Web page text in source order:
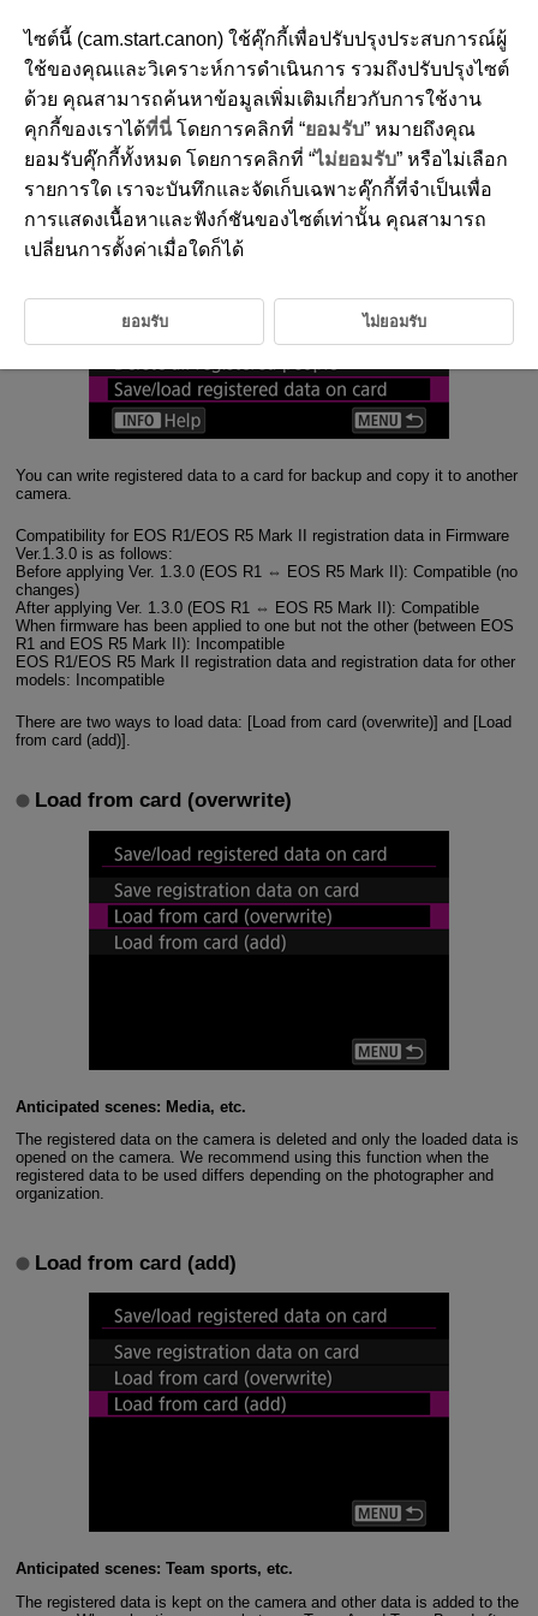
3-4 Data Handling
Registered data can be written for backup or copied to another
You can write registered data to a card for backup and copy it to another
camera.
Compatibility for EOS R1/EOS R5 Mark II registration data in Firmware
Ver.1.3.0 is as follows:
Before applying Ver. 1.3.0 (EOS R1 ⇔ EOS R5 Mark II): Compatible (no
changes)
After applying Ver. 1.3.0 (EOS R1 ⇔ EOS R5 Mark II): Compatible
When firmware has been applied to one but not the other (between EOS
R1 and EOS R5 Mark II): Incompatible
EOS R1/EOS R5 Mark II registration data and registration data for other
models: Incompatible
There are two ways to load data: [Load from card (overwrite)] and [Load
from card (add)].
Load from card (overwrite)
Anticipated scenes: Media, etc.
The registered data on the camera is deleted and only the loaded data is
opened on the camera. We recommend using this function when the
registered data to be used differs depending on the photographer and
organization.
Load from card (add)
Anticipated scenes: Team sports, etc.
The registered data is kept on the camera and other data is added to the
ไซต์นี้ (cam.start.canon) ใช้คุ๊กกี้เพื่อปรับปรุงประสบการณ์ผู้
ใช้ของคุณและวิเคราะห์การดำเนินการ รวมถึงปรับปรุงไซต์
ด้วย คุณสามารถค้นหาข้อมูลเพิ่มเติมเกี่ยวกับการใช้งาน
คุกกี้ของเราได้ที่นี่โดยการคลิกที่ “ยอมรับ” หมายถึงคุณ
ยอมรับคุ๊กกี้ทั้งหมด โดยการคลิกที่ “ไม่ยอมรับ” หรือไม่เลือก
รายการใด เราจะบันทึกและจัดเก็บเฉพาะคุ๊กกี้ที่จำเป็นเพื่อ
การแสดงเนื้อหาและฟังก์ชันของไซต์เท่านั้น คุณสามารถ
เปลี่ยนการตั้งค่าเมื่อใดก็ได้
ยอมรับ ไม่ยอมรับ